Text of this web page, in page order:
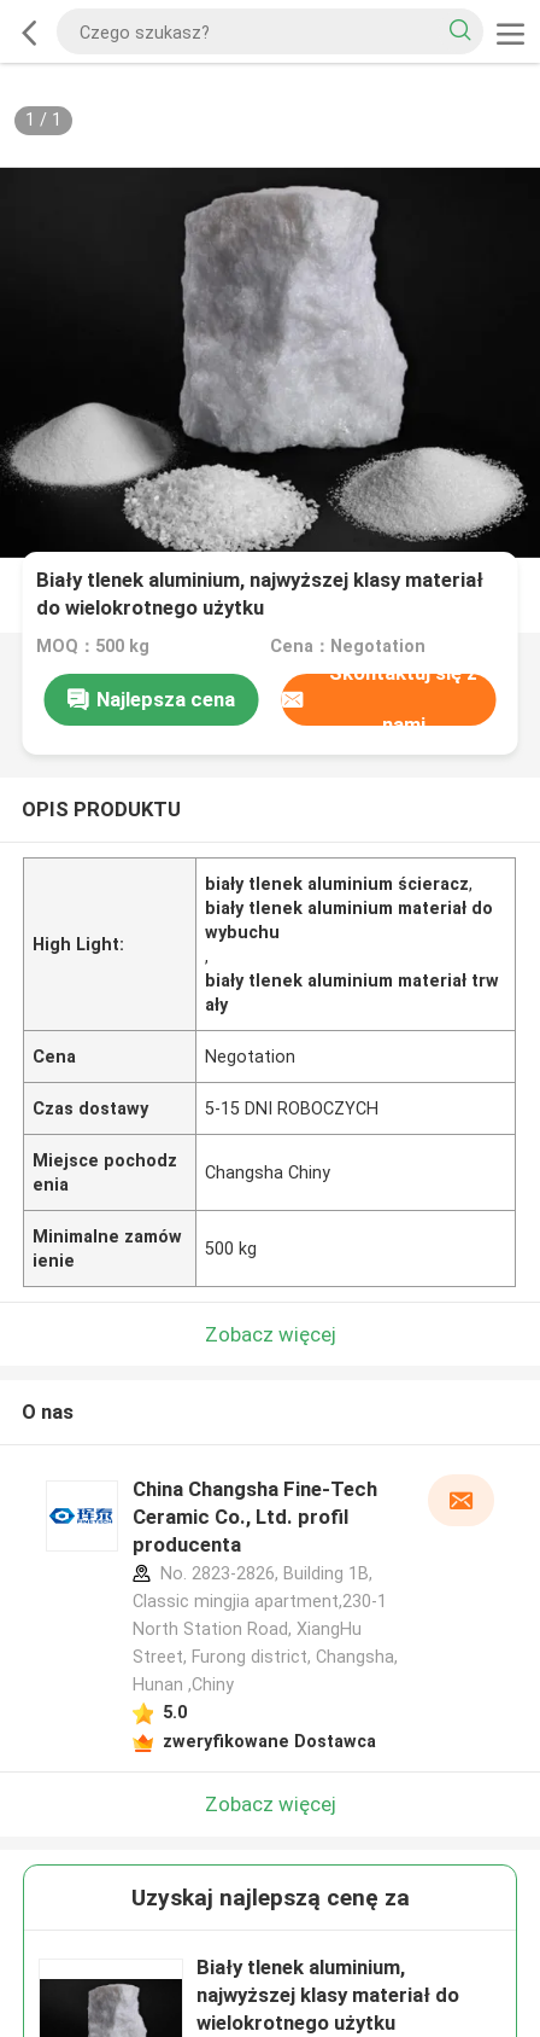
1 / 1
Biały tlenek aluminium, najwyższej klasy materiał
do wielokrotnego użytku
MOQ：500 kg Cena：Negotation
Najlepsza cena
Skontaktuj się z
nami
OPIS PRODUKTU
High Light:
biały tlenek aluminium ścieracz,
biały tlenek aluminium materiał do
wybuchu
,
biały tlenek aluminium materiał trw
ały
Cena Negotation
Czas dostawy 5-15 DNI ROBOCZYCH
Miejsce pochodz
enia
Changsha Chiny
Minimalne zamów
ienie
500 kg
Zobacz więcej
O nas
China Changsha Fine-Tech
Ceramic Co., Ltd. profil
producenta
No. 2823-2826, Building 1B,
Classic mingjia apartment,230-1
North Station Road, XiangHu
Street, Furong district, Changsha,
Hunan ,Chiny
5.0
zweryfikowane Dostawca
Zobacz więcej
Uzyskaj najlepszą cenę za
Biały tlenek aluminium,
najwyższej klasy materiał do
wielokrotnego użytku